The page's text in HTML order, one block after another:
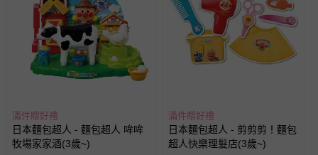
滿件贈好禮
日本麵包超人 - 麵包超人 哞哞
牧場家家酒(3歲~)
滿件贈好禮
日本麵包超人 - 剪剪剪！麵包
超人快樂理髮店(3歲~)